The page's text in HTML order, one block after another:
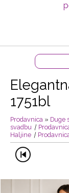
1751bl
Prodavnica » Duge
svadbu |
Haljine |